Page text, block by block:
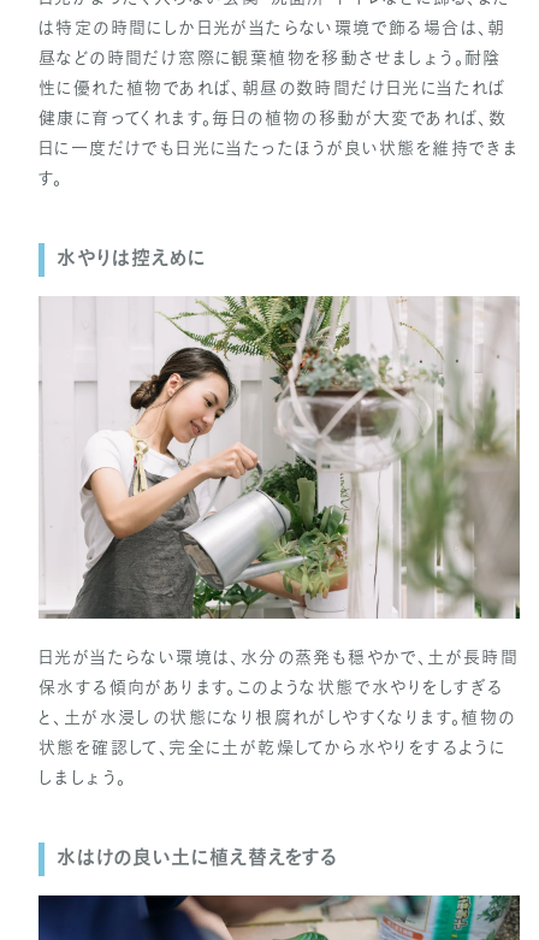
は特定の時間にしか日光が当たらない環境で飾る場合は、朝
昼などの時間だけ窓際に観葉植物を移動させましょう。耐陰
性に優れた植物であれば、朝昼の数時間だけ日光に当たれば
健康に育ってくれます。毎日の植物の移動が大変であれば、数
日に一度だけでも日光に当たったほうが良い状態を維持できま
す。
水やりは控えめに
日光が当たらない環境は、水分の蒸発も穏やかで、土が長時間
保水する傾向があります。このような状態で水やりをしすぎる
と、土が水浸しの状態になり根腐れがしやすくなります。植物の
状態を確認して、完全に土が乾燥してから水やりをするように
しましょう。
水はけの良い土に植え替えをする